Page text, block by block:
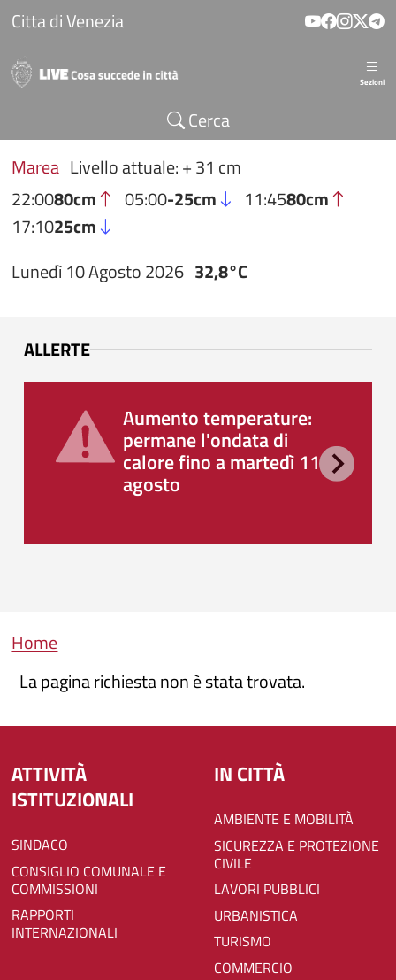
Salta al contenuto principale
Citta di Venezia
Sezioni
Cerca
Marea Livello attuale: + 31 cm
22:0080cm 05:00-25cm 11:4580cm
17:1025cm
Lunedì 10 Agosto 2026 32,8°C
ALLERTE
Aumento temperature:
permane l'ondata di
calore fino a martedì 11
agosto
Briciole di pane
Home
La pagina richiesta non è stata trovata.
ATTIVITÀ
ISTITUZIONALI
SINDACO
CONSIGLIO COMUNALE E
COMMISSIONI
RAPPORTI
INTERNAZIONALI
IN CITTÀ
AMBIENTE E MOBILITÀ
SICUREZZA E PROTEZIONE
CIVILE
LAVORI PUBBLICI
URBANISTICA
TURISMO
COMMERCIO